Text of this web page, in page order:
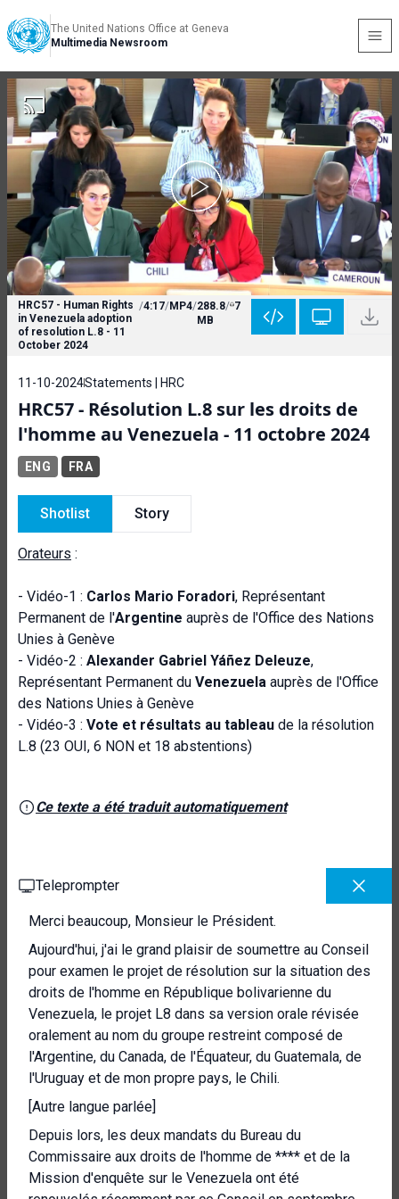
The United Nations Office at Geneva
Multimedia Newsroom
HRC57 - Human Rights
in Venezuela adoption
of resolution L.8 - 11
October 2024
/4:17/MP4/288.8
MB
/ 7
11-10-2024Statements | HRC
HRC57 - Résolution L.8 sur les droits de
l'homme au Venezuela - 11 octobre 2024
ENG FRA
Shotlist Story
Orateurs :
- Vidéo-1 : Carlos Mario Foradori, Représentant
Permanent de l'Argentine auprès de l'Office des Nations
Unies à Genève
- Vidéo-2 : Alexander Gabriel Yáñez Deleuze,
Représentant Permanent du Venezuela auprès de l'Office
des Nations Unies à Genève
- Vidéo-3 : Vote et résultats au tableau de la résolution
L.8 (23 OUI, 6 NON et 18 abstentions)
Ce texte a été traduit automatiquement
Teleprompter
Merci beaucoup, Monsieur le Président.
Aujourd'hui, j'ai le grand plaisir de soumettre au Conseil
pour examen le projet de résolution sur la situation des
droits de l'homme en République bolivarienne du
Venezuela, le projet L8 dans sa version orale révisée
oralement au nom du groupe restreint composé de
l'Argentine, du Canada, de l'Équateur, du Guatemala, de
l'Uruguay et de mon propre pays, le Chili.
[Autre langue parlée]
Depuis lors, les deux mandats du Bureau du
Commissaire aux droits de l'homme de **** et de la
Mission d'enquête sur le Venezuela ont été